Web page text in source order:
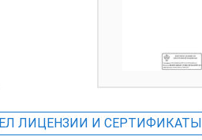
ЛИЦЕНЗИИ И СЕРТИФИКАТЫ